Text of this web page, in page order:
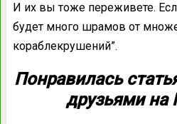
И их вы тоже переживете.
будет много шрамов от
кораблекрушений”.
Понравилась
друзьями на